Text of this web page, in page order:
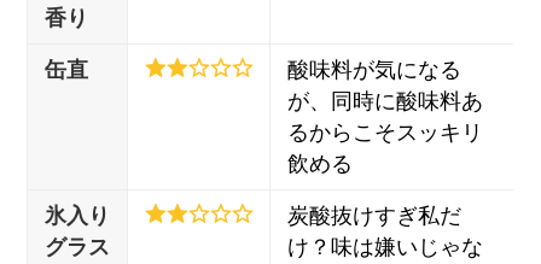
香り
缶直
酸味料が気になる
が、同時に酸味料あ
るからこそスッキリ
飲める
氷入り
グラス
炭酸抜けすぎ私だ
け？味は嫌いじゃな